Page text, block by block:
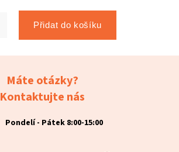
Přidat do košíku
Máte otázky?
Kontaktujte nás
Pondelí - Pátek 8:00-15:00